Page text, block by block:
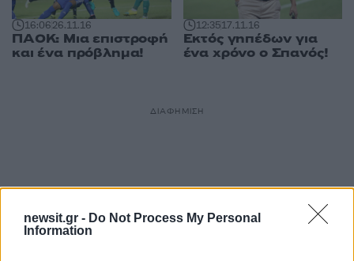
newsit.gr - Do Not Process My Personal
Information
16:0626.11.16
ΠΑΟΚ: Μια επιστροφή
και ένα πρόβλημα!
12:3517.11.16
Εκτός γηπέδων για
ένα χρόνο ο Σπανός!
ΔΙΑΦΗΜΙΣΗ